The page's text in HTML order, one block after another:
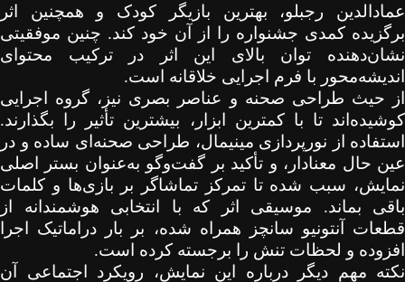
عمادالدین رجبلو، بهترین بازیگر کودک و همچنین اثر
برگزیده کمدی جشنواره را از آن خود کند. چنین موفقیتی
نشان‌دهنده توان بالای این اثر در ترکیب محتوای
اندیشه‌محور با فرم اجرایی خلاقانه است.
از حیث طراحی صحنه و عناصر بصری نیز، گروه اجرایی
کوشیده‌اند تا با کمترین ابزار، بیشترین تأثیر را بگذارند.
استفاده از نورپردازی مینیمال، طراحی صحنه‌ای ساده و در
عین حال معنادار، و تأکید بر گفت‌وگو به‌عنوان بستر اصلی
نمایش، سبب شده تا تمرکز تماشاگر بر بازی‌ها و کلمات
باقی بماند. موسیقی اثر که با انتخابی هوشمندانه از
قطعات آنتونیو سانچز همراه شده، بر بار دراماتیک اجرا
افزوده و لحظات تنش را برجسته کرده است.
نکته مهم دیگر درباره این نمایش، رویکرد اجتماعی آن